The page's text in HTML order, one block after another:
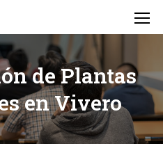
de Plantas
en Vivero